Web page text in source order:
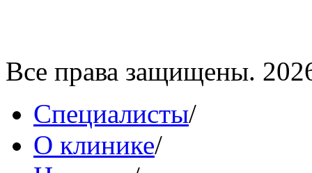
Все права защищены.
Специалисты/
О клинике/